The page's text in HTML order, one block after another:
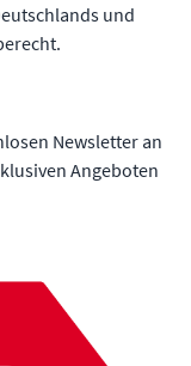
und
Newsletter an
Angeboten